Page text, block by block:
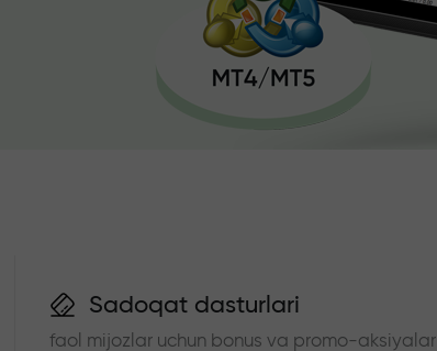
Sadoqat dasturlari
faol mijozlar uchun bonus va promo-aksiyalar